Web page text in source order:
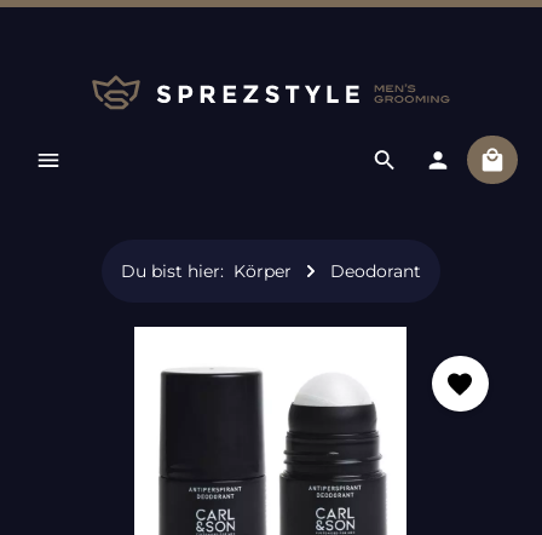
Du bist hier: Körper Deodorant